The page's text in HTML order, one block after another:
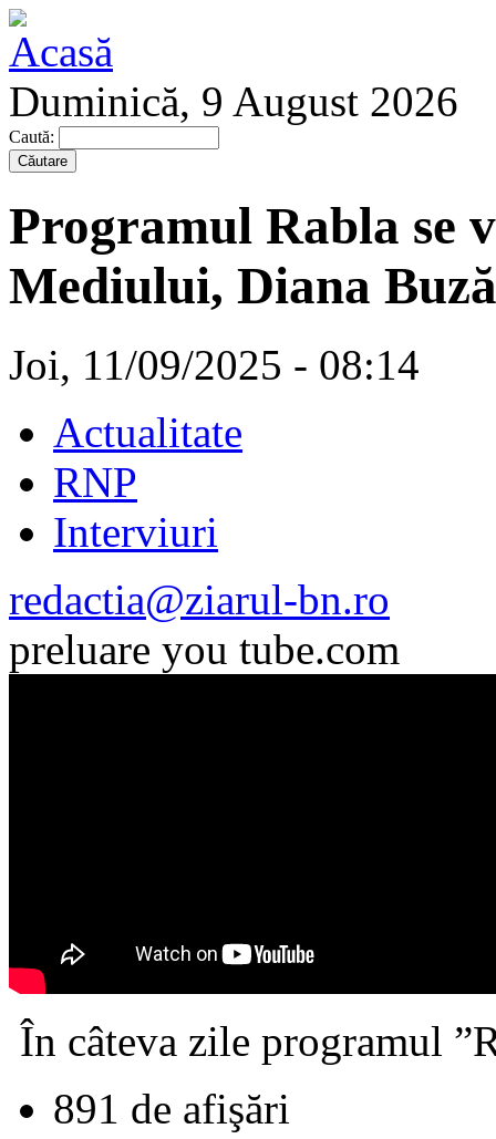
Duminică, 9 August 2026
Caută:
Programul Rabla se
Mediului, Diana
Joi, 11/09/2025 - 08:14
Actualitate
RNP
Interviuri
redactia@ziarul-bn.ro
preluare you tube.com
În câteva zile programul
891 de afişări